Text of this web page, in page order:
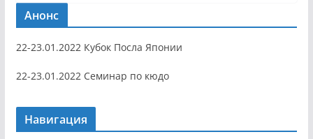
Анонс
22-23.01.2022 Кубок Посла Японии
22-23.01.2022 Семинар по кюдо
Навигация